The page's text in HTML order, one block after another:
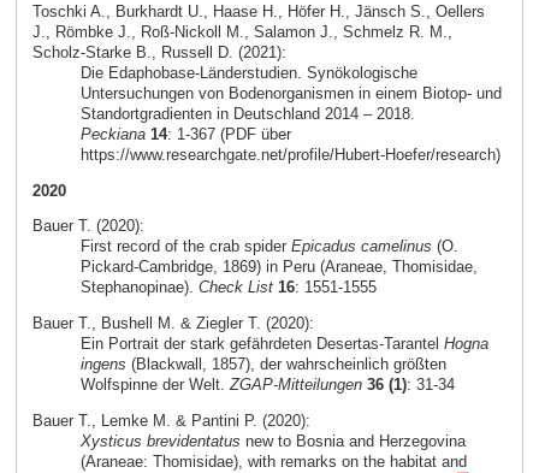
Toschki A., Burkhardt U., Haase H., Höfer H., Jänsch S., Oellers
J., Römbke J., Roß-Nickoll M., Salamon J., Schmelz R. M.,
Scholz-Starke B., Russell D. (2021):
Die Edaphobase-Länderstudien. Synökologische
Untersuchungen von Bodenorganismen in einem Biotop- und
Standortgradienten in Deutschland 2014 – 2018.
Peckiana 14: 1-367 (PDF über
https://www.researchgate.net/profile/Hubert-Hoefer/research)
2020
Bauer T. (2020):
First record of the crab spider Epicadus camelinus (O.
Pickard-Cambridge, 1869) in Peru (Araneae, Thomisidae,
Stephanopinae). Check List 16: 1551-1555
Bauer T., Bushell M. & Ziegler T. (2020):
Ein Portrait der stark gefährdeten Desertas-Tarantel Hogna
ingens (Blackwall, 1857), der wahrscheinlich größten
Wolfspinne der Welt.ZGAP-Mitteilungen 36 (1): 31-34
Bauer T., Lemke M. & Pantini P. (2020):
Xysticus brevidentatus new to Bosnia and Herzegovina
(Araneae: Thomisidae), with remarks on the habitat and